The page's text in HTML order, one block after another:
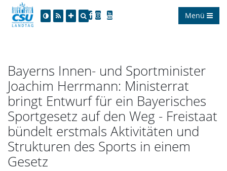
Menü
Bayerns Innen- und Sportminister
Joachim Herrmann: Ministerrat
bringt Entwurf für ein Bayerisches
Sportgesetz auf den Weg - Freistaat
bündelt erstmals Aktivitäten und
Strukturen des Sports in einem
Gesetz